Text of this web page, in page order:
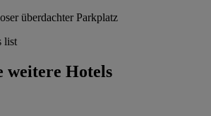
überdachter Parkplatz
list
weitere Hotels